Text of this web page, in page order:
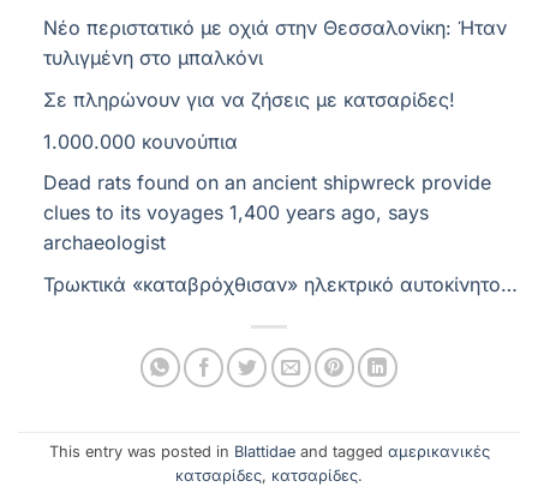
Νέο περιστατικό με οχιά στην Θεσσαλονίκη: Ήταν
τυλιγμένη στο μπαλκόνι
Σε πληρώνουν για να ζήσεις με κατσαρίδες!
1.000.000 κουνούπια
Dead rats found on an ancient shipwreck provide
clues to its voyages 1,400 years ago, says
archaeologist
Τρωκτικά «καταβρόχθισαν» ηλεκτρικό αυτοκίνητο…
This entry was posted in Blattidaeand tagged αμερικανικές
κατσαρίδες, κατσαρίδες.